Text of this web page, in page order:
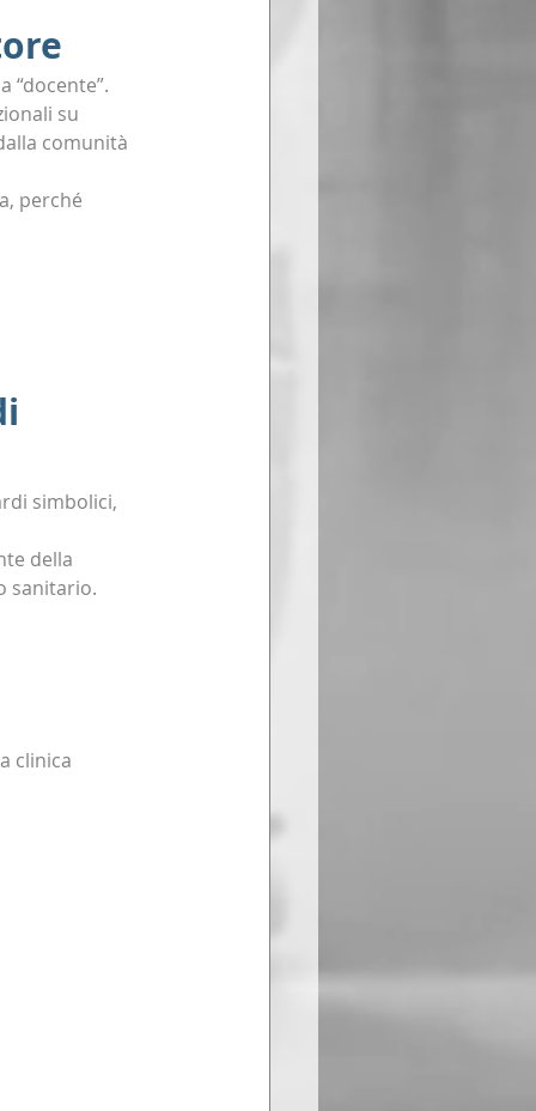
“docente”.
su
comunità
perché
simbolici,
della
sanitario.
clinica